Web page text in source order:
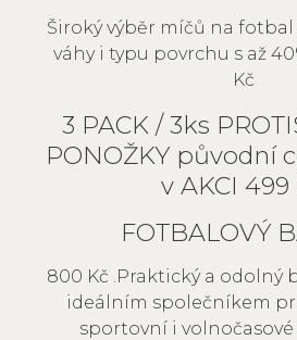
Široký výběr míčů na
váhy i typu povrchu s až
Kč
3 PACK / 3ks
PONOŽKY původní
v AKCI 499
FOTBALOVÝ
800 Kč .Praktický a odolný
ideálním společníkem
sportovní i volnočasové